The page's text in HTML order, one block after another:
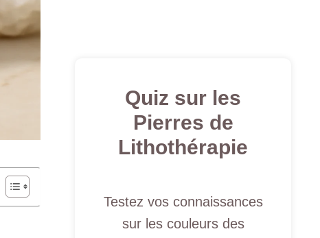
Quiz sur les
Pierres de
Lithothérapie
Testez vos connaissances
sur les couleurs des